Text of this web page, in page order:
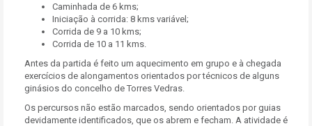
Caminhada de 6 kms;
Iniciação à corrida: 8 kms variável;
Corrida de 9 a 10 kms;
Corrida de 10 a 11 kms.
Antes da partida é feito um aquecimento em grupo e à chegada
exercícios de alongamentos orientados por técnicos de alguns
ginásios do concelho de Torres Vedras.
Os percursos não estão marcados, sendo orientados por guias
devidamente identificados, que os abrem e fecham. A atividade é